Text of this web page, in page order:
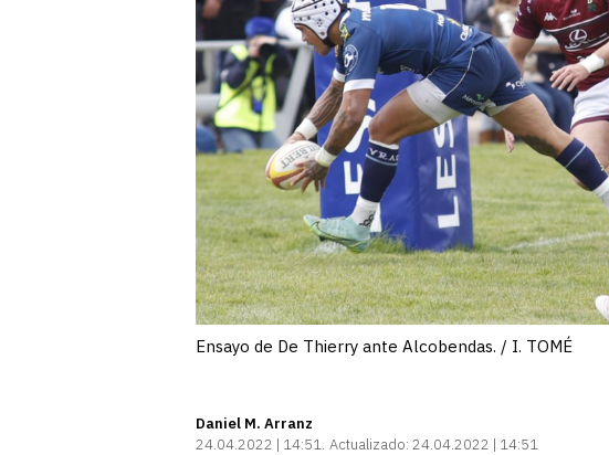
Ensayo de De Thierry ante Alcobendas. / I. TOMÉ
Daniel M. Arranz
24.04.2022 | 14:51 Actualizado: 24.04.2022 | 14:51